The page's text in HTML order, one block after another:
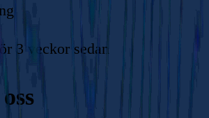
3 veckor sedan